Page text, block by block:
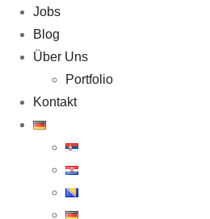
Jobs
Blog
Über Uns
Portfolio
Kontakt